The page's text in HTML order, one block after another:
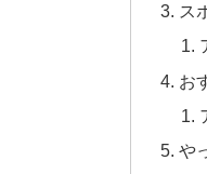
ス
お
や